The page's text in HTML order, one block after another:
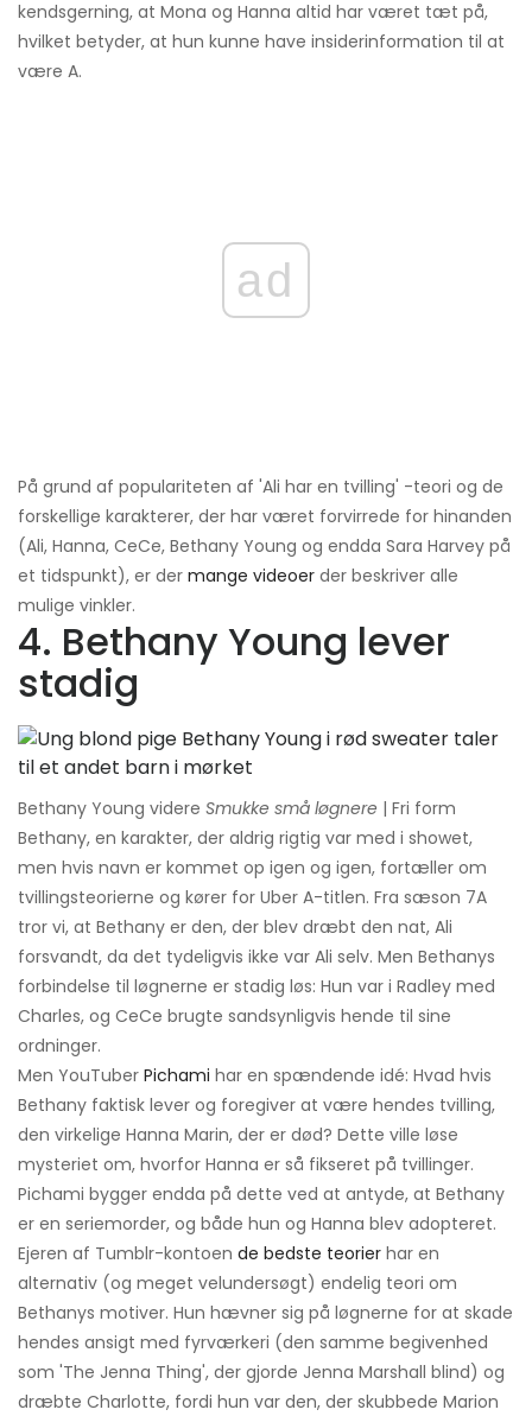
kendsgerning, at Mona og Hanna altid har været tæt på,
hvilket betyder, at hun kunne have insiderinformation til at
være A.
ad
På grund af populariteten af ​​'Ali har en tvilling' -teori og de
forskellige karakterer, der har været forvirrede for hinanden
(Ali, Hanna, CeCe, Bethany Young og endda Sara Harvey på
et tidspunkt), er der mange videoer der beskriver alle
mulige vinkler.
4. Bethany Young lever
stadig
Bethany Young videre Smukke små løgnere | Fri form
Bethany, en karakter, der aldrig rigtig var med i showet,
men hvis navn er kommet op igen og igen, fortæller om
tvillingsteorierne og kører for Uber A-titlen. Fra sæson 7A
tror vi, at Bethany er den, der blev dræbt den nat, Ali
forsvandt, da det tydeligvis ikke var Ali selv. Men Bethanys
forbindelse til løgnerne er stadig løs: Hun var i Radley med
Charles, og CeCe brugte sandsynligvis hende til sine
ordninger.
Men YouTuber Pichami har en spændende idé: Hvad hvis
Bethany faktisk lever og foregiver at være hendes tvilling,
den virkelige Hanna Marin, der er død? Dette ville løse
mysteriet om, hvorfor Hanna er så fikseret på tvillinger.
Pichami bygger endda på dette ved at antyde, at Bethany
er en seriemorder, og både hun og Hanna blev adopteret.
Ejeren af ​​Tumblr-kontoen de bedste teorier har en
alternativ (og meget velundersøgt) endelig teori om
Bethanys motiver. Hun hævner sig på løgnerne for at skade
hendes ansigt med fyrværkeri (den samme begivenhed
som 'The Jenna Thing', der gjorde Jenna Marshall blind) og
dræbte Charlotte, fordi hun var den, der skubbede Marion